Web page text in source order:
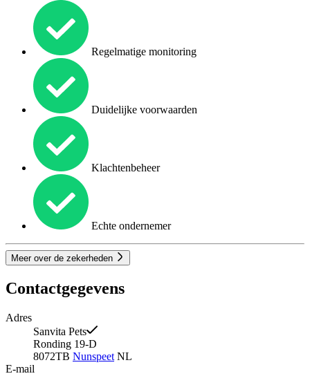
Regelmatige monitoring
Duidelijke voorwaarden
Klachtenbeheer
Echte ondernemer
Meer over de zekerheden
Contactgegevens
Adres
Sanvita Pets
Ronding 19-D
8072TB Nunspeet NL
E-mail